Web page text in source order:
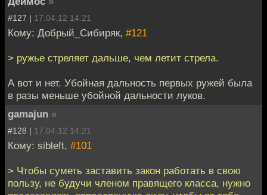
#127 | 17.04.12 14:21
Кому: Добрый_Сибиряк, #121
> ружье стреляет дальше, чем летит стрела.
А вот и нет. Убойная дальность первых ружей была
в разы меньше убойной дальности луков.
gamajun »
#128 | 17.04.12 14:21
Кому: sibleft, #101
> Чтобы суметь заставить закон работать в свою
пользу, не будучи членом правящего класса, нужно